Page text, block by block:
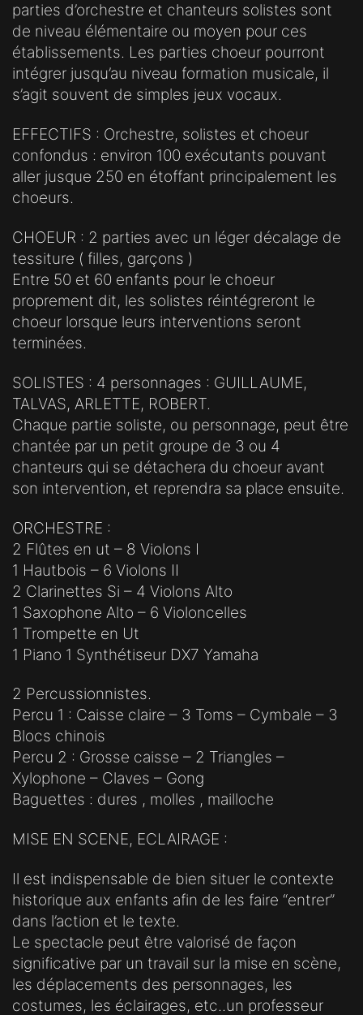
parties d’orchestre et chanteurs solistes sont
de niveau élémentaire ou moyen pour ces
établissements. Les parties choeur pourront
intégrer jusqu’au niveau formation musicale, il
s’agit souvent de simples jeux vocaux.
EFFECTIFS : Orchestre, solistes et choeur
confondus : environ 100 exécutants pouvant
aller jusque 250 en étoffant principalement les
choeurs.
CHOEUR : 2 parties avec un léger décalage de
tessiture ( filles, garçons )
Entre 50 et 60 enfants pour le choeur
proprement dit, les solistes réintégreront le
choeur lorsque leurs interventions seront
terminées.
SOLISTES : 4 personnages : GUILLAUME,
TALVAS, ARLETTE, ROBERT.
Chaque partie soliste, ou personnage, peut être
chantée par un petit groupe de 3 ou 4
chanteurs qui se détachera du choeur avant
son intervention, et reprendra sa place ensuite.
ORCHESTRE :
2 Flûtes en ut – 8 Violons I
1 Hautbois – 6 Violons II
2 Clarinettes Si – 4 Violons Alto
1 Saxophone Alto – 6 Violoncelles
1 Trompette en Ut
1 Piano 1 Synthétiseur DX7 Yamaha
2 Percussionnistes.
Percu 1 : Caisse claire – 3 Toms – Cymbale – 3
Blocs chinois
Percu 2 : Grosse caisse – 2 Triangles –
Xylophone – Claves – Gong
Baguettes : dures , molles , mailloche
MISE EN SCENE, ECLAIRAGE :
Il est indispensable de bien situer le contexte
historique aux enfants afin de les faire “entrer”
dans l’action et le texte.
Le spectacle peut être valorisé de façon
significative par un travail sur la mise en scène,
les déplacements des personnages, les
costumes, les éclairages, etc..un professeur